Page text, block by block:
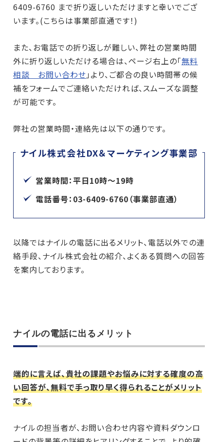
6409-6760 まで折り返しいただけますと幸いでござ
います。(こちらは事業部直通です！)
また、お電話での折り返しが難しい、弊社の営業時間
外に折り返しいただける場合は、ページ右上の「無料
相談 お問い合わせ 」より、ご都合の良い時間帯の候
補をフォームでご連絡いただければ、スムーズな調整
が可能です。
弊社の営業時間・連絡先は以下の通りです。
ナイル株式会社DX＆マーケティング事業部
営業時間：平日10時～19時
電話番号：03-6409-6760（事業部直通）
以降ではナイルの電話に出るメリット、電話以外での連
絡手段、ナイル株式会社の紹介、よくある質問への回答
を案内しております。
ナイルの電話に出るメリット
端的に言えば、貴社の課題やお悩みに対する確度の高
い回答が、無料で手っ取り早く得られることがメリット
です。
ナイルの担当者が、お問い合わせ内容や資料ダウンロ